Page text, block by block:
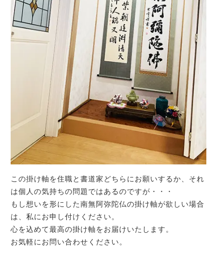
この掛け軸を住職と書道家どちらにお願いするか、それ
は個人の気持ちの問題ではあるのですが・・・
もし想いを形にした南無阿弥陀仏の掛け軸が欲しい場合
は、私にお申し付けください。
心を込めて最高の掛け軸をお届けいたします。
お気軽にお問い合わせください。